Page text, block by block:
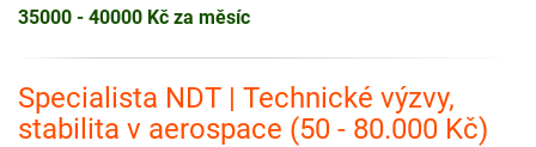
35000 - 40000 Kč za měsíc
Specialista NDT | Technické výzvy,
stabilita v aerospace (50 - 80.000 Kč)